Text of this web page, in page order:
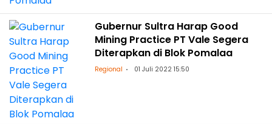
Gubernur Sultra Harap Good
Mining Practice PT Vale Segera
Diterapkan di Blok Pomalaa
Regional 01 Juli 2022 15:50